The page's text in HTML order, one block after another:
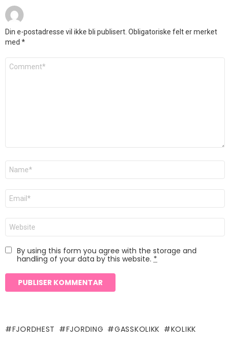
Din e-postadresse vil ikke bli publisert. Obligatoriske felt er merket
med *
Kommentar
Navn
E-
post
*
Nettsted
By using this form you agree with the storage and
handling of your data by this website. *
FJORDHEST FJORDING GASSKOLIKK KOLIKK